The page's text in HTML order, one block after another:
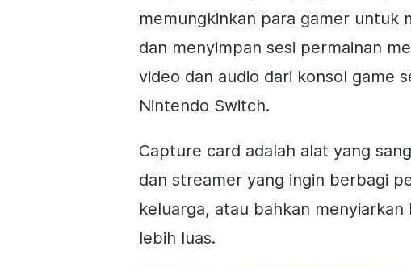
memungkinkan para gamer untuk
dan menyimpan sesi permainan
video dan audio dari konsol game
Nintendo Switch.
Capture card adalah alat yang
dan streamer yang ingin berbagi
keluarga, atau bahkan
lebih luas.